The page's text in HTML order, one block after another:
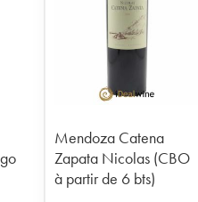
Mendoza Catena
Zapata Nicolas (CBO
à partir de 6 bts)